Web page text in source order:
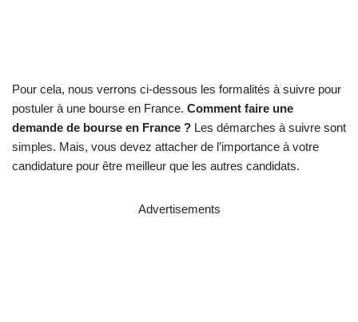
Pour cela, nous verrons ci-dessous les formalités à suivre pour
postuler à une bourse en France. Comment faire une
demande de bourse en France ? Les démarches à suivre sont
simples. Mais, vous devez attacher de l’importance à votre
candidature pour être meilleur que les autres candidats.
Advertisements